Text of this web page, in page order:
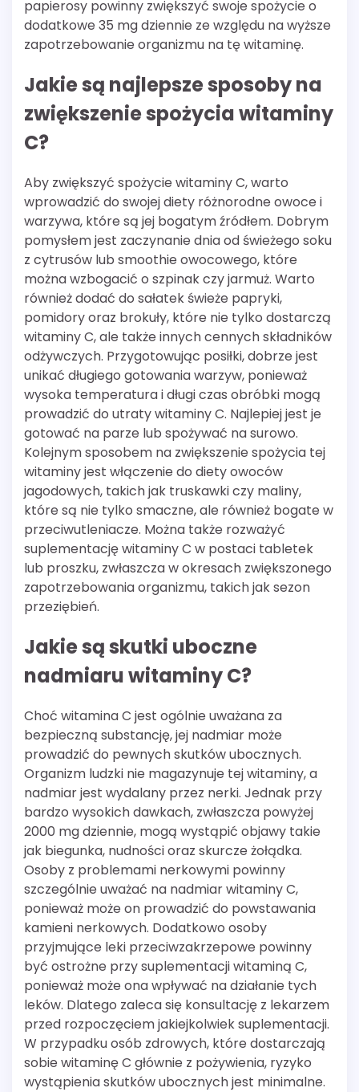
papierosy powinny zwiększyć swoje spożycie o
dodatkowe 35 mg dziennie ze względu na wyższe
zapotrzebowanie organizmu na tę witaminę.
Jakie są najlepsze sposoby na
zwiększenie spożycia witaminy
C?
Aby zwiększyć spożycie witaminy C, warto
wprowadzić do swojej diety różnorodne owoce i
warzywa, które są jej bogatym źródłem. Dobrym
pomysłem jest zaczynanie dnia od świeżego soku
z cytrusów lub smoothie owocowego, które
można wzbogacić o szpinak czy jarmuż. Warto
również dodać do sałatek świeże papryki,
pomidory oraz brokuły, które nie tylko dostarczą
witaminy C, ale także innych cennych składników
odżywczych. Przygotowując posiłki, dobrze jest
unikać długiego gotowania warzyw, ponieważ
wysoka temperatura i długi czas obróbki mogą
prowadzić do utraty witaminy C. Najlepiej jest je
gotować na parze lub spożywać na surowo.
Kolejnym sposobem na zwiększenie spożycia tej
witaminy jest włączenie do diety owoców
jagodowych, takich jak truskawki czy maliny,
które są nie tylko smaczne, ale również bogate w
przeciwutleniacze. Można także rozważyć
suplementację witaminy C w postaci tabletek
lub proszku, zwłaszcza w okresach zwiększonego
zapotrzebowania organizmu, takich jak sezon
przeziębień.
Jakie są skutki uboczne
nadmiaru witaminy C?
Choć witamina C jest ogólnie uważana za
bezpieczną substancję, jej nadmiar może
prowadzić do pewnych skutków ubocznych.
Organizm ludzki nie magazynuje tej witaminy, a
nadmiar jest wydalany przez nerki. Jednak przy
bardzo wysokich dawkach, zwłaszcza powyżej
2000 mg dziennie, mogą wystąpić objawy takie
jak biegunka, nudności oraz skurcze żołądka.
Osoby z problemami nerkowymi powinny
szczególnie uważać na nadmiar witaminy C,
ponieważ może on prowadzić do powstawania
kamieni nerkowych. Dodatkowo osoby
przyjmujące leki przeciwzakrzepowe powinny
być ostrożne przy suplementacji witaminą C,
ponieważ może ona wpływać na działanie tych
leków. Dlatego zaleca się konsultację z lekarzem
przed rozpoczęciem jakiejkolwiek suplementacji.
W przypadku osób zdrowych, które dostarczają
sobie witaminę C głównie z pożywienia, ryzyko
wystąpienia skutków ubocznych jest minimalne.